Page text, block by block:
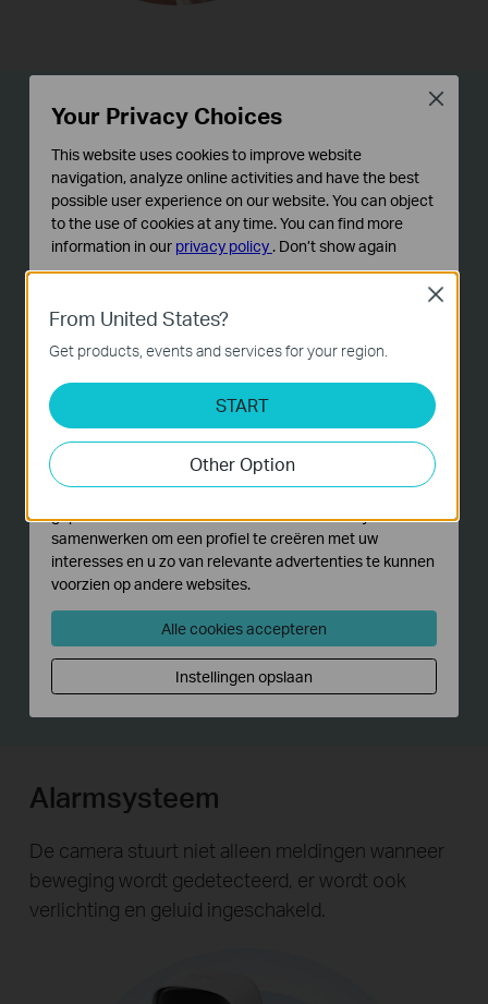
Bescherm je privacy
Je privacy wordt gewaarborgd met behulp van de
privacymodus en een lokale opslagkaart.
Privacymodus
Zet de bewaking op ieder moment uit om je
privacy te waarborgen.
Sla tot 128 GB op een micro SD-kaart op, dit is
gelijk aan 384 uur (16 dagen) aan beeldmateriaal
(op basis van laboratoriumomstandigheden).
Alarmsysteem
De camera stuurt niet alleen meldingen wanneer
beweging wordt gedetecteerd, er wordt ook
verlichting en geluid ingeschakeld.
From United States?
Get products, events and services for your region.
START
Other Option
Close
Your Privacy Choices
This website uses cookies to improve website
navigation, analyze online activities and have the best
possible user experience on our website. You can object
to the use of cookies at any time. You can find more
information in our privacy policy . Don’t show again
Deze cookies zijn noodzakelijk voor de werking van de
website en kunnen niet worden uitgeschakeld.
Cookies voor analyse geven ons de mogelijkheid uw
activiteiten op onze website te volgen en zo de
functionaliteit van de website aan te passen en te
verbeteren.
Marketing cookies kunnen op onze website worden
geplaatst door externe adverteerders waar wij mee
samenwerken om een profiel te creëren met uw
interesses en u zo van relevante advertenties te kunnen
voorzien op andere websites.
Alle cookies accepteren
Instellingen opslaan
Close